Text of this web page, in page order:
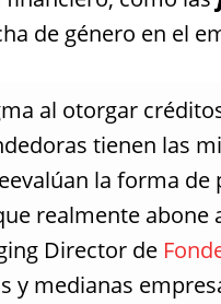
de género en el
al otorgar
tienen las
la forma de
realmente abone
Director de
y medianas